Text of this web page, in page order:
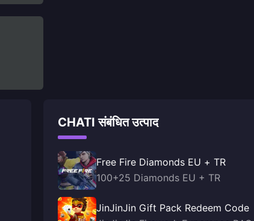
CHATI संबंधित उत्पाद
Free Fire Diamonds EU + TR
100+25 Diamonds EU + TR
JinJinJin Gift Pack Redeem Code